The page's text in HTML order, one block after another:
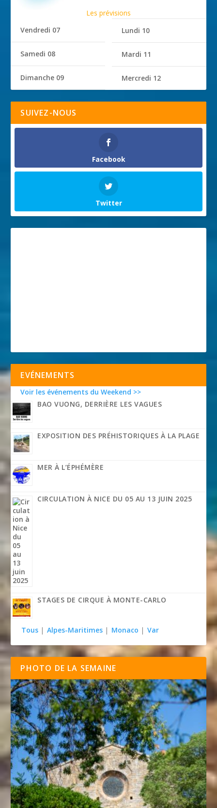
Les prévisions
Vendredi 07
Samedi 08
Dimanche 09
Lundi 10
Mardi 11
Mercredi 12
SUIVEZ-NOUS
Facebook
Twitter
EVÉNEMENTS
Voir les événements du Weekend >>
BAO VUONG, DERRIÈRE LES VAGUES
EXPOSITION DES PRÉHISTORIQUES À LA PLAGE
MER À L’ÉPHÉMÈRE
CIRCULATION À NICE DU 05 AU 13 JUIN 2025
STAGES DE CIRQUE À MONTE-CARLO
Tous | Alpes-Maritimes | Monaco | Var
PHOTO DE LA SEMAINE